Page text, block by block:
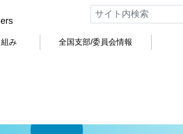
み 全国支部/委員会情報